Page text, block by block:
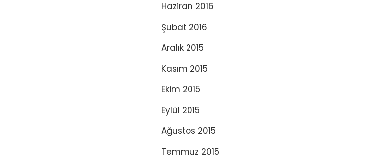
Haziran 2016
Şubat 2016
Aralık 2015
Kasım 2015
Ekim 2015
Eylül 2015
Ağustos 2015
Temmuz 2015